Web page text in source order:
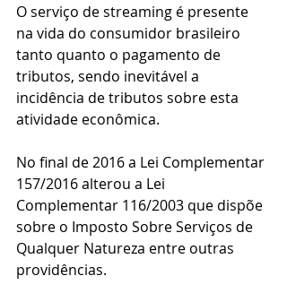
O serviço de streaming é presente
na vida do consumidor brasileiro
tanto quanto o pagamento de
tributos, sendo inevitável a
incidência de tributos sobre esta
atividade econômica.
No final de 2016 a Lei Complementar
157/2016 alterou a Lei
Complementar 116/2003 que dispõe
sobre o Imposto Sobre Serviços de
Qualquer Natureza entre outras
providências.